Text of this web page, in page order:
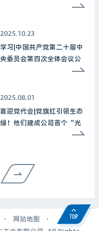
2025.10.23
学习|中国共产党第二十届中
央委员会第四次全体会议公
2025.08.01
喜迎党代会|党旗红引领生态
绿！他们建成公司首个“光
储充一体化零碳”示范站！
网站地图